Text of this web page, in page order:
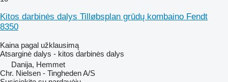
Kitos darbinės dalys Tilløbsplan grūdų kombaino Fendt
8350
Kaina pagal užklausimą
Atsarginė dalys - kitos darbinės dalys
Danija, Hemmet
Chr. Nielsen - Tingheden A/S